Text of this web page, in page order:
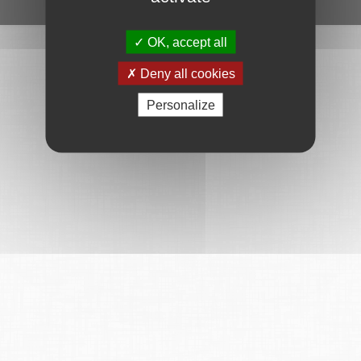
OK, accept all
Deny all cookies
Personalize
Ce service est proposé par